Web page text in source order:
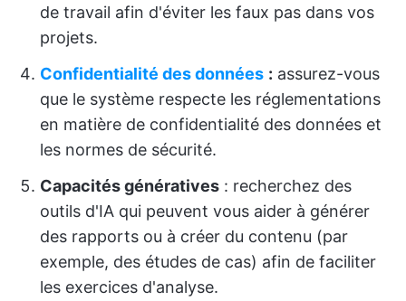
de travail afin d'éviter les faux pas dans vos
projets.
Confidentialité des données : assurez-vous
que le système respecte les réglementations
en matière de confidentialité des données et
les normes de sécurité.
Capacités génératives : recherchez des
outils d'IA qui peuvent vous aider à générer
des rapports ou à créer du contenu (par
exemple, des études de cas) afin de faciliter
les exercices d'analyse.